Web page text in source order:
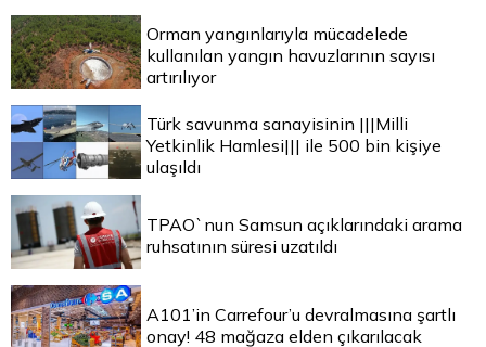
Orman yangınlarıyla mücadelede
kullanılan yangın havuzlarının sayısı
artırılıyor
Türk savunma sanayisinin |||Milli
Yetkinlik Hamlesi||| ile 500 bin kişiye
ulaşıldı
TPAO`nun Samsun açıklarındaki arama
ruhsatının süresi uzatıldı
A101’in Carrefour’u devralmasına şartlı
onay! 48 mağaza elden çıkarılacak